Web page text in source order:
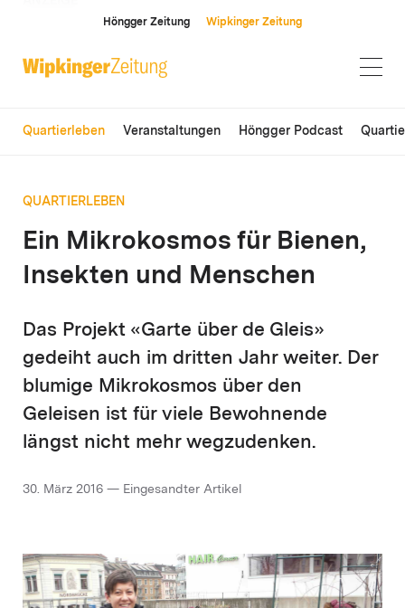
Höngger Zeitung Wipkinger Zeitung
Quartierleben Veranstaltungen Höngger Podcast
QUARTIERLEBEN
Ein Mikrokosmos für Bienen,
Insekten und Menschen
Das Projekt «Garte über de Gleis»
gedeiht auch im dritten Jahr weiter. Der
blumige Mikrokosmos über den
Geleisen ist für viele Bewohnende
längst nicht mehr wegzudenken.
30. März 2016 — Eingesandter Artikel